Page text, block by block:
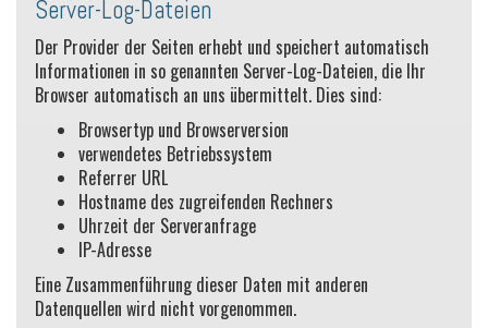
Server-Log-Dateien
Der Provider der Seiten erhebt und speichert automatisch
Informationen in so genannten Server-Log-Dateien, die Ihr
Browser automatisch an uns übermittelt. Dies sind:
Browsertyp und Browserversion
verwendetes Betriebssystem
Referrer URL
Hostname des zugreifenden Rechners
Uhrzeit der Serveranfrage
IP-Adresse
Eine Zusammenführung dieser Daten mit anderen
Datenquellen wird nicht vorgenommen.